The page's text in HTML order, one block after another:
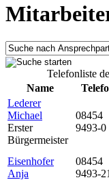
Telefonliste
Name
Lederer
Michael
Erster
Bürgermeister
08454
9493-0
Eisenhofer
Anja
08454
9493-21